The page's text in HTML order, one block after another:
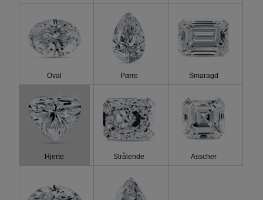
Oval Pære Smaragd
Hjerte Strålende Asscher